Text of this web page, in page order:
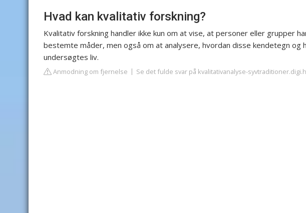
Hvad kan kvalitativ forskning?
Kvalitativ forskning handler ikke kun om at vise, at personer eller grupper
bestemte måder, men også om at analysere, hvordan disse kendetegn og
undersøgtes liv.
Anmodning om fjernelse Se det fulde svar på kvalitativanalyse-